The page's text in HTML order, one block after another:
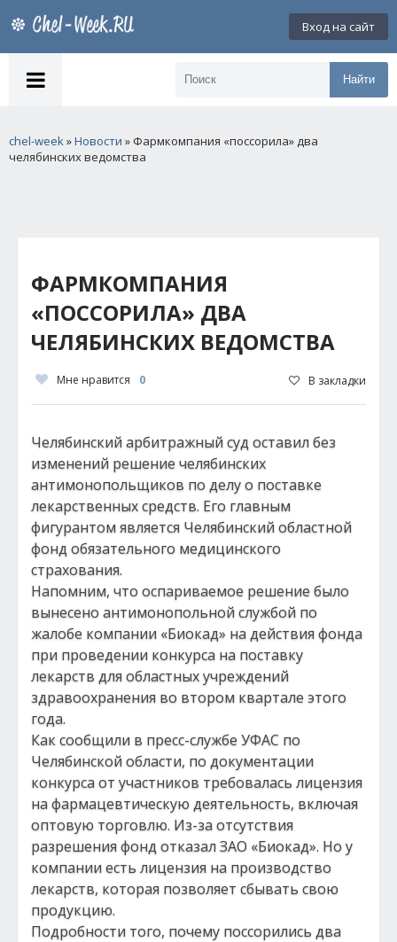
Вход на сайт
Найти
chel-week»Новости » Фармкомпания «поссорила» два
челябинских ведомства
ФАРМКОМПАНИЯ
«ПОССОРИЛА» ДВА
ЧЕЛЯБИНСКИХ ВЕДОМСТВА
Мне нравится 0 В закладки
Челябинский арбитражный суд оставил без
изменений решение челябинских
антимонопольщиков по делу о поставке
лекарственных средств. Его главным
фигурантом является Челябинский областной
фонд обязательного медицинского
страхования.
Напомним, что оспариваемое решение было
вынесено антимонопольной службой по
жалобе компании «Биокад» на действия фонда
при проведении конкурса на поставку
лекарств для областных учреждений
здравоохранения во втором квартале этого
года.
Как сообщили в пресс-службе УФАС по
Челябинской области, по документации
конкурса от участников требовалась лицензия
на фармацевтическую деятельность, включая
оптовую торговлю. Из-за отсутствия
разрешения фонд отказал ЗАО «Биокад». Но у
компании есть лицензия на производство
лекарств, которая позволяет сбывать свою
продукцию.
Подробности того, почему поссорились два